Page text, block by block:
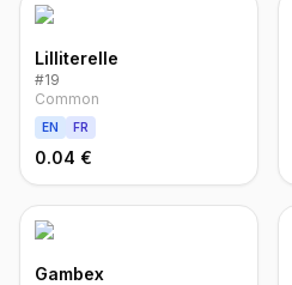
Lilliterelle
#19
Common
EN FR
0.04 €
Gambex